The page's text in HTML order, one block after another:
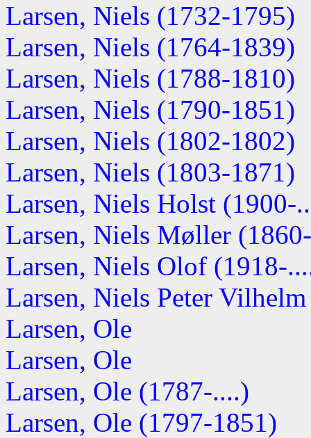
Larsen, Niels (1732-1795)
Larsen, Niels (1764-1839)
Larsen, Niels (1788-1810)
Larsen, Niels (1790-1851)
Larsen, Niels (1802-1802)
Larsen, Niels (1803-1871)
Larsen, Niels Holst (1900-
Larsen, Niels Møller
Larsen, Niels Olof (1918-
Larsen, Niels Peter
Larsen, Ole
Larsen, Ole
Larsen, Ole (1787-....)
Larsen, Ole (1797-1851)